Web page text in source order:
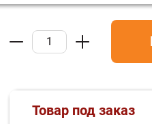
Товар под заказ